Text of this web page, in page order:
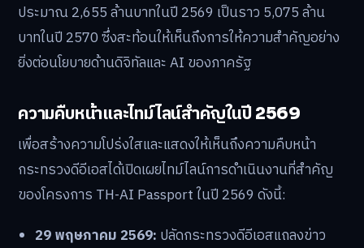
ประมาณ 2,655 ล้านบาทในปี 2569 เป็นราว 5,075 ล้าน
บาทในปี 2570 ซึ่งสะท้อนให้เห็นถึงการให้ความสำคัญอย่าง
ยิ่งต่อนโยบายด้านดิจิทัลและ AI ของภาครัฐ
ความคืบหน้าและไทม์ไลน์สำคัญในปี 2569
เพื่อสร้างความโปร่งใสและแสดงให้เห็นถึงความคืบหน้า
กระทรวงดีอีเอสได้เปิดเผยไทม์ไลน์การดำเนินงานที่สำคัญ
ของโครงการ TH-AI Passport ในปี 2569 ดังนี้:
29 พฤษภาคม 2569: ปลัดกระทรวงดีอีเอสแถลงข่าว